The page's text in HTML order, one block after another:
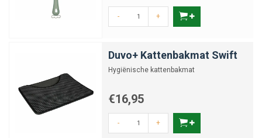
- +
Duvo+ Kattenbakmat Swift
Hygiënische kattenbakmat
€16,95
- +